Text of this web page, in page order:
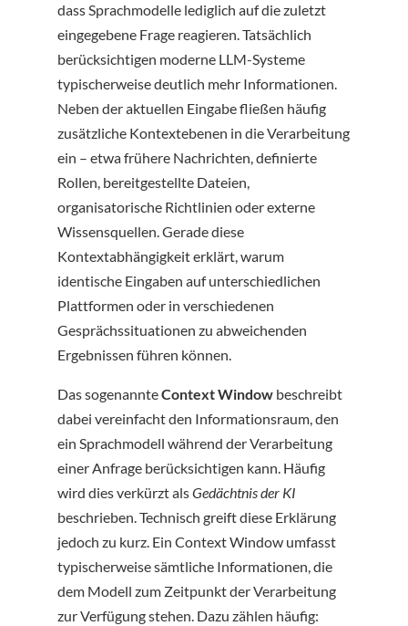
dass Sprachmodelle lediglich auf die zuletzt
eingegebene Frage reagieren. Tatsächlich
berücksichtigen moderne LLM-Systeme
typischerweise deutlich mehr Informationen.
Neben der aktuellen Eingabe fließen häufig
zusätzliche Kontextebenen in die Verarbeitung
ein – etwa frühere Nachrichten, definierte
Rollen, bereitgestellte Dateien,
organisatorische Richtlinien oder externe
Wissensquellen. Gerade diese
Kontextabhängigkeit erklärt, warum
identische Eingaben auf unterschiedlichen
Plattformen oder in verschiedenen
Gesprächssituationen zu abweichenden
Ergebnissen führen können.
Das sogenannteContext Windowbeschreibt
dabei vereinfacht den Informationsraum, den
ein Sprachmodell während der Verarbeitung
einer Anfrage berücksichtigen kann. Häufig
wird dies verkürzt alsGedächtnis der KI
beschrieben. Technisch greift diese Erklärung
jedoch zu kurz. Ein Context Window umfasst
typischerweise sämtliche Informationen, die
dem Modell zum Zeitpunkt der Verarbeitung
zur Verfügung stehen. Dazu zählen häufig: